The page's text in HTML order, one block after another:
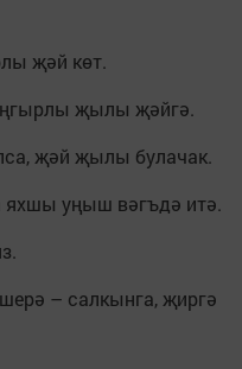
җәй көт.
җылы җәйгә.
җәй җылы булачак.
яхшы уңыш вәгъдә итә.
– салкынга, җиргә